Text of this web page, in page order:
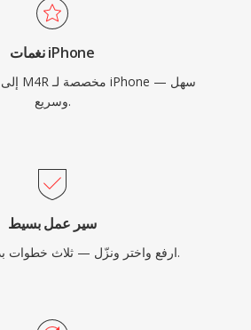
نغمات iPhone
وسريع.
سير عمل بسيط
ارفع واختر ونزّل — ثلاث خطوات بدون خبرة تقنية.